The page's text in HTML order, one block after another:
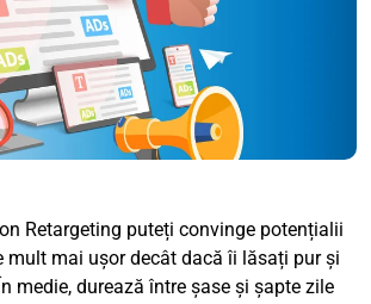
Retargeting puteți convinge potențialii
mult mai ușor decât dacă îi lăsați pur și
medie, durează între șase și șapte zile